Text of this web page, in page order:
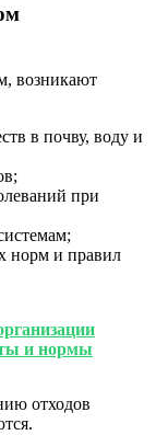
возникают
в почву, воду и
при
норм и правил
и нормы
отходов